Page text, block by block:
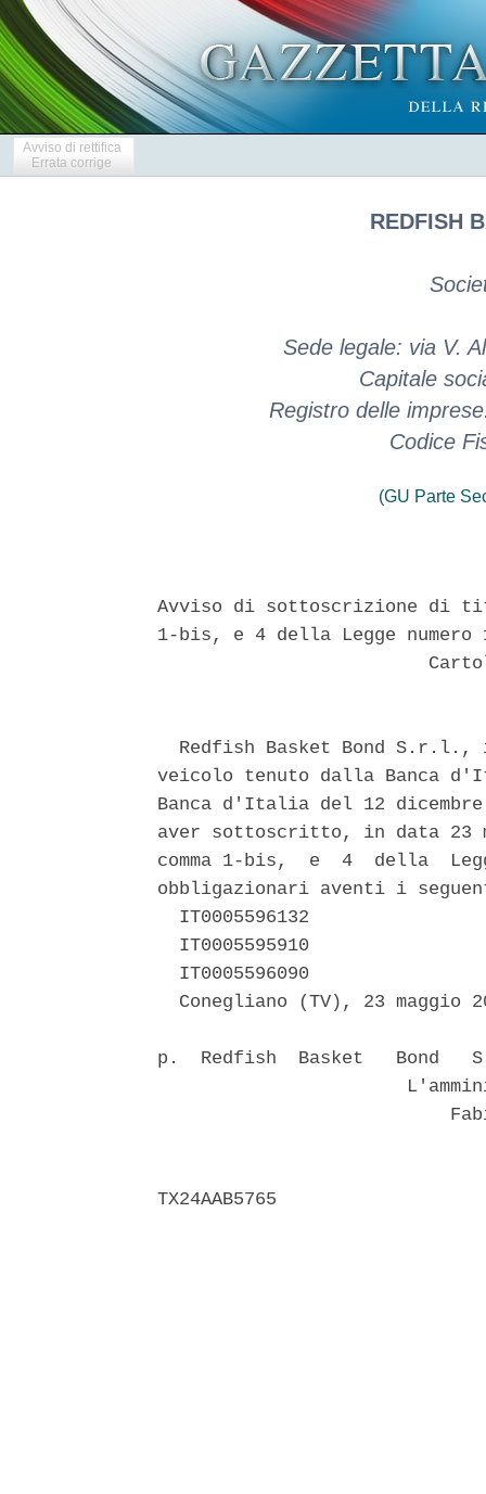
Avviso di rettifica
Errata corrige
REDFISH
Sede legale: via V.
Capitale
Registro delle
Codice
(GU Parte
Avviso di sottoscrizione di
1-bis, e 4 della Legge
Redfish Basket Bond S.r.l.,
veicolo tenuto dalla Banca
Banca d'Italia del 12
aver sottoscritto, in data 23
comma 1-bis,  e  4  della
obbligazionari aventi i
  IT0005596132
  IT0005595910
  IT0005596090
Conegliano (TV), 23 maggio
p.  Redfish  Basket   Bond